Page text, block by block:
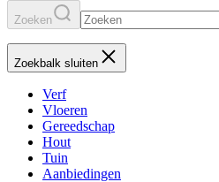
Zoeken
Zoekbalk sluiten
Verf
Vloeren
Gereedschap
Hout
Tuin
Aanbiedingen